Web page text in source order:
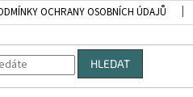
OCHRANY OSOBNÍCH ÚDAJŮ
HLEDAT